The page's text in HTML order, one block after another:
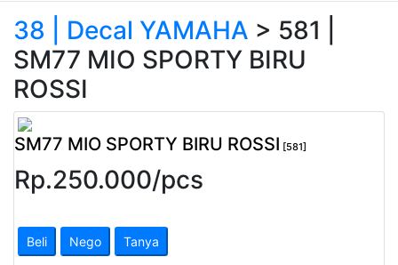
Transaksi
Tagihan
Berjalan
Pembayaran
Pendapatan
Fee
38 | Decal YAMAHA > 581 |
SM77 MIO SPORTY BIRU
ROSSI
SM77 MIO SPORTY BIRU ROSSI [581]
Rp.250.000/pcs
Beli Nego Tanya